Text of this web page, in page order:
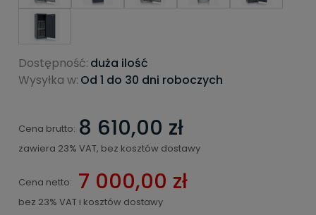
Dostępność: duża ilość
Wysyłka w: Od 1 do 30 dni roboczych
Cena brutto: 8 610,00 zł
zawiera 23% VAT, bez kosztów dostawy
Cena netto: 7 000,00 zł
bez 23% VAT i kosztów dostawy